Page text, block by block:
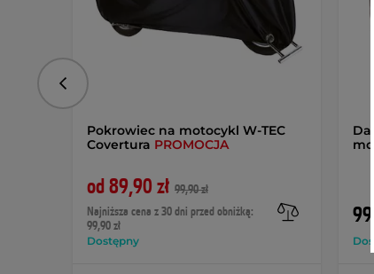
Pokrowiec na motocykl W-TEC
Covertura PROMOCJA
od 89,90 zł 99,90 zł
Najniższa cena z 30 dni przed obniżką:
99,90 zł
Dostępny
Poprzedni